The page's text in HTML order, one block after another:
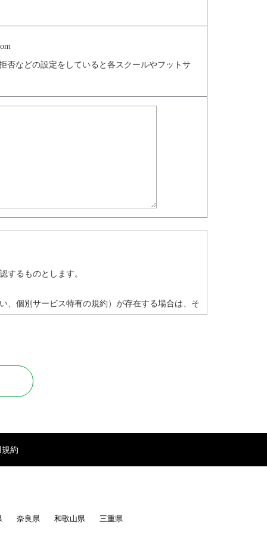
否などの設定をしていると各スクールやフットサ
するものとします。
、個別サービス特有の規約）が存在する場合は、そ
します。
約
奈良県 和歌山県 三重県